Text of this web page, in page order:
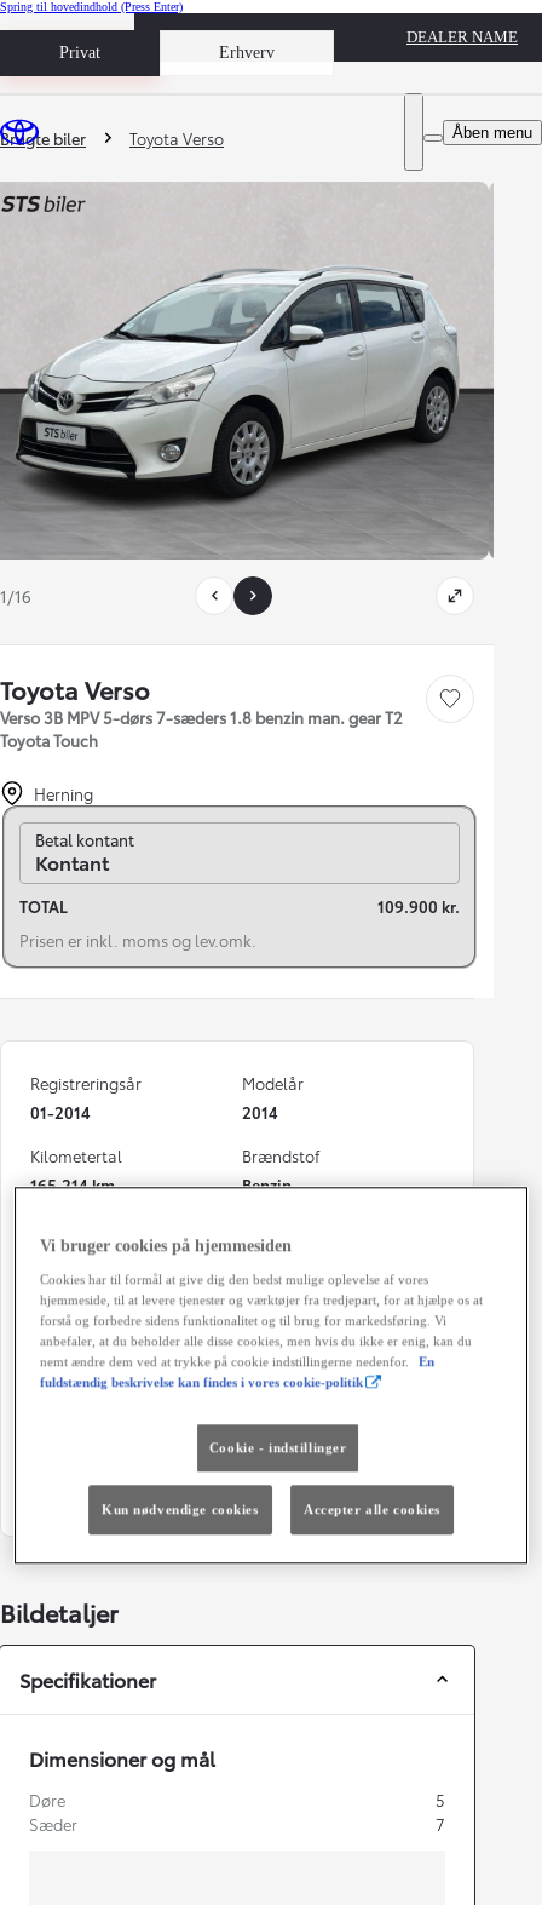
Spring til hovedindhold (Press Enter)
Privat Erhverv
Book prøvetur
DEALER NAME
Åben menu
Du er her
Brugte biler Toyota Verso
1/16
Toyota Verso
Verso 3B MPV 5-dørs 7-sæders 1.8 benzin man. gear T2
Toyota Touch
Gem bil
Herning
Skift til finansiering
Betal kontant
Kontant
TOTAL
109.900 kr.
Prisen er inkl. moms og lev.omk.
Registreringsår
01-2014
Modelår
2014
Kilometertal
165.214 km
Brændstof
Benzin
MPV 5-dørs 7-sæders
147 HK
Co2 (blandet kørsel)
158 g/km
Geartype
Manuel gearkasse
Døre
Farve
Grøn ejerafgift (årligt)
4.320 kr.
Bildetaljer
Specifikationer
Dimensioner og mål
Døre
5
Sæder
7
Vi bruger cookies på hjemmesiden
Cookies har til formål at give dig den bedst mulige oplevelse af vores
hjemmeside, til at levere tjenester og værktøjer fra tredjepart, for at hjælpe os at
forstå og forbedre sidens funktionalitet og til brug for markedsføring. Vi
anbefaler, at du beholder alle disse cookies, men hvis du ikke er enig, kan du
nemt ændre dem ved at trykke på cookie indstillingerne nedenfor.
En
fuldstændig beskrivelse kan findes i vores cookie-politik
Cookie - indstillinger
Kun nødvendige cookies Accepter alle cookies